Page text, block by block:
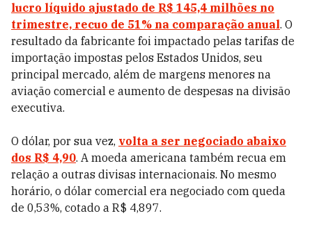
lucro líquido ajustado de R$ 145,4 milhões no
trimestre, recuo de 51% na comparação anual. O
resultado da fabricante foi impactado pelas tarifas de
importação impostas pelos Estados Unidos, seu
principal mercado, além de margens menores na
aviação comercial e aumento de despesas na divisão
executiva.
O dólar, por sua vez, volta a ser negociado abaixo
dos R$ 4,90. A moeda americana também recua em
relação a outras divisas internacionais. No mesmo
horário, o dólar comercial era negociado com queda
de 0,53%, cotado a R$ 4,897.